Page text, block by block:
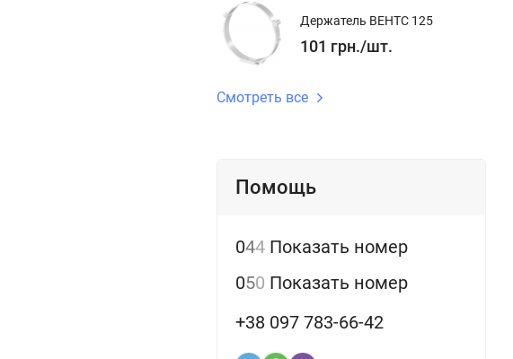
Держатель ВЕНТС 125
101 грн./шт.
Смотреть все
Помощь
044 Показать номер
050 Показать номер
+38 097 783-66-42